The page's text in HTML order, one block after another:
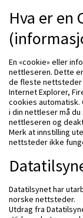
Hva er en
En «cookie» eller
nettleseren. Dette
de fleste nettsteder
Internet Explorer,
cookies automatisk.
i din nettleser må du
nettleseren og
Merk at innstilling
nettsteder ikke
Datatilsynet har
norske nettsteder.
Utdrag fra